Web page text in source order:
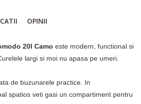
OPINII
20l Camo este modern, functional si
largi si moi nu apasa pe umeri.
de buzunarele practice. In
spatios veti gasi un compartiment pentru